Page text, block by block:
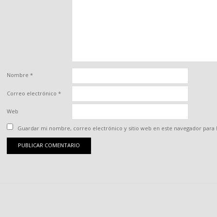
Nombre *
Correo electrónico *
Web
Guardar mi nombre, correo electrónico y sitio web en este navegador